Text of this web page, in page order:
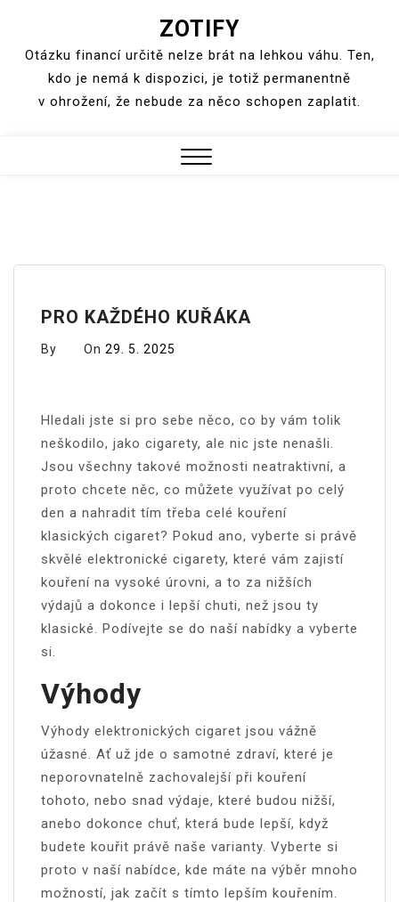
content
ZOTIFY
Otázku financí určitě nelze brát na lehkou váhu. Ten,
kdo je nemá k dispozici, je totiž permanentně
v ohrožení, že nebude za něco schopen zaplatit.
PRO KAŽDÉHO KUŘÁKA
By On 29. 5. 2025
Hledali jste si pro sebe něco, co by vám tolik
neškodilo, jako cigarety, ale nic jste nenašli.
Jsou všechny takové možnosti neatraktivní, a
proto chcete něc, co můžete využívat po celý
den a nahradit tím třeba celé kouření
klasických cigaret? Pokud ano, vyberte si právě
skvělé elektronické cigarety, které vám zajistí
kouření na vysoké úrovni, a to za nižších
výdajů a dokonce i lepší chuti, než jsou ty
klasické. Podívejte se do naší nabídky a vyberte
si.
Výhody
Výhody elektronických cigaret jsou vážně
úžasné. Ať už jde o samotné zdraví, které je
neporovnatelně zachovalejší při kouření
tohoto, nebo snad výdaje, které budou nižší,
anebo dokonce chuť, která bude lepší, když
budete kouřit právě naše varianty. Vyberte si
proto v naší nabídce, kde máte na výběr mnoho
možností, jak začít s tímto lepším kouřením.